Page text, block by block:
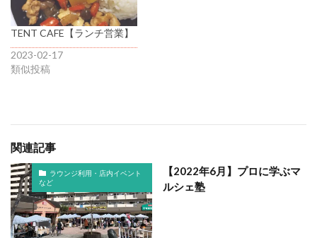
TENT CAFE【ランチ営業】
2023-02-17
類似投稿
関連記事
ラウンジ利用・店内イベント
など
【2022年6月】プロに学ぶマ
ルシェ塾